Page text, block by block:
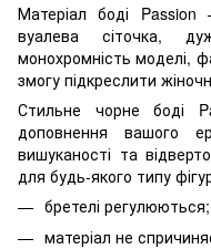
Матеріал боді
вуалева сіточка,
монохромність моделі,
змогу підкреслити
Стильне чорне боді
доповнення вашого
вишуканості та
для будь-якого типу
бретелі регулюються;
матеріал не